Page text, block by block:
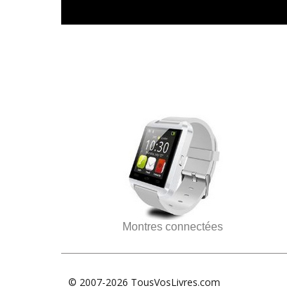
Montres connectées
© 2007-2026 TousVosLivres.com